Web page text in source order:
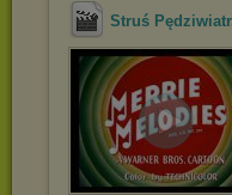
Struś